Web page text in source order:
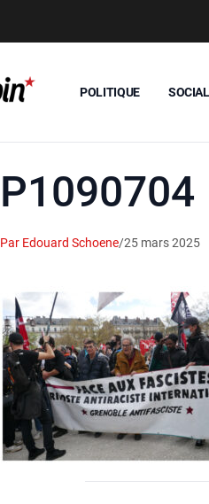
POLITIQUE SOCIAL
P1090704
Par Edouard Schoene/25 mars 2025